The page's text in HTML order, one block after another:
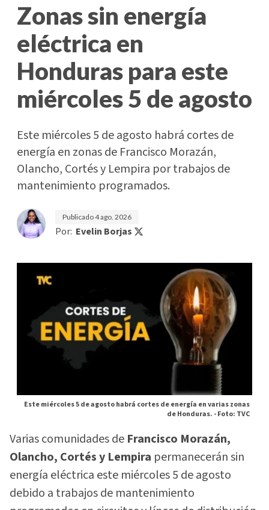
Zonas sin energía
eléctrica en
Honduras para este
miércoles 5 de agosto
Este miércoles 5 de agosto habrá cortes de
energía en zonas de Francisco Morazán,
Olancho, Cortés y Lempira por trabajos de
mantenimiento programados.
Publicado4 ago. 2026
Por: Evelin Borjas
Este miércoles 5 de agosto habrá cortes de energía en varias zonas
de Honduras. -Foto: TVC
Varias comunidades de Francisco Morazán,
Olancho, Cortés y Lempira permanecerán sin
energía eléctrica este miércoles 5 de agosto
debido a trabajos de mantenimiento